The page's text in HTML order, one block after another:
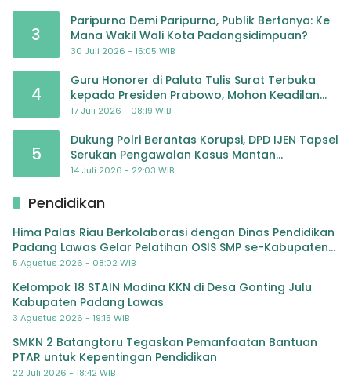
3
Paripurna Demi Paripurna, Publik Bertanya: Ke
Mana Wakil Wali Kota Padangsidimpuan?
30 Juli 2026 - 15:05 WIB
4
Guru Honorer di Paluta Tulis Surat Terbuka
kepada Presiden Prabowo, Mohon Keadilan
atas Dugaan Kriminalisasi
17 Juli 2026 - 08:19 WIB
5
Dukung Polri Berantas Korupsi, DPD IJEN Tapsel
Serukan Pengawalan Kasus Mantan
Jampidsus hingga Tuntas
14 Juli 2026 - 22:03 WIB
Pendidikan
Hima Palas Riau Berkolaborasi dengan Dinas Pendidikan
Padang Lawas Gelar Pelatihan OSIS SMP se-Kabupaten
Padang Lawas
5 Agustus 2026 - 08:02 WIB
Kelompok 18 STAIN Madina KKN di Desa Gonting Julu
Kabupaten Padang Lawas
3 Agustus 2026 - 19:15 WIB
SMKN 2 Batangtoru Tegaskan Pemanfaatan Bantuan
PTAR untuk Kepentingan Pendidikan
22 Juli 2026 - 18:42 WIB